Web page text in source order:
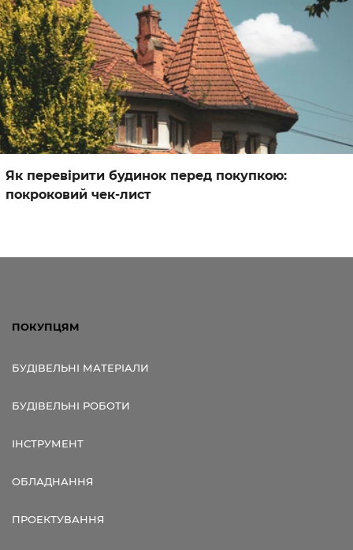
Як перевірити будинок перед покупкою:
покроковий чек-лист
ПОКУПЦЯМ
БУДІВЕЛЬНІ МАТЕРІАЛИ
БУДІВЕЛЬНІ РОБОТИ
ІНСТРУМЕНТ
ОБЛАДНАННЯ
ПРОЕКТУВАННЯ